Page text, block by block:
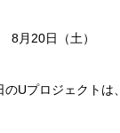
8月20日（土）
のUプロジェクトは、